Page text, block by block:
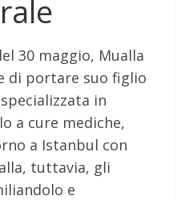
30 maggio, Mualla
di portare suo figlio
in
a cure mediche,
a Istanbul con
tuttavia, gli
e